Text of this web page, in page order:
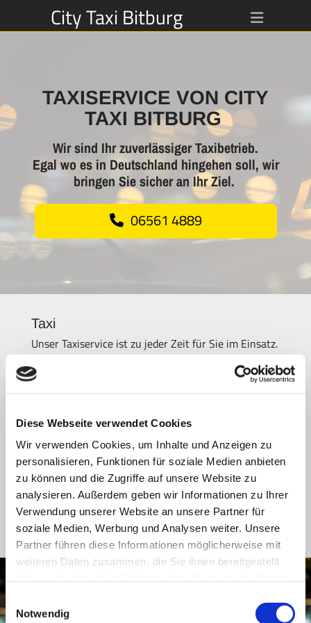
Diese Webseite verwendet Cookies
Wir verwenden Cookies, um Inhalte und Anzeigen zu
personalisieren, Funktionen für soziale Medien anbieten
zu können und die Zugriffe auf unsere Website zu
analysieren. Außerdem geben wir Informationen zu Ihrer
Verwendung unserer Website an unsere Partner für
soziale Medien, Werbung und Analysen weiter. Unsere
Partner führen diese Informationen möglicherweise mit
weiteren Daten zusammen, die Sie ihnen bereitgestellt
Notwendig
City Taxi Bitburg
TAXISERVICE VON CITY
TAXI BITBURG
Wir sind Ihr zuverlässiger Taxibetrieb.
Egal wo es in Deutschland hingehen soll, wir
bringen Sie sicher an Ihr Ziel.
06561 4889
Taxi
Unser Taxiservice ist zu jeder Zeit für Sie im Einsatz.
Vereinbaren Sie gerne vorab einen Termin für Ihre
Abholung oder rufen Sie uns kurzfristig an. Wir
holen Sie zeitnah ab und bringen Sie mit unseren
Fahrzeugen an Ihren Bestimmungsort. Wir
transportieren Sie innerorts oder zu einem
beliebigen Ziel außerhalb von Bitburg. Auch in Ihren
Urlaub starten Sie ganz bequem mit uns. Wir
bringen Sie sicher und pünktlich zum Flughafen
Frankfurt-Hahn oder zu einem Bahnhof Ihrer Wahl.
Nennen Sie uns Ihr Ziel, wir fahren Sie hin.